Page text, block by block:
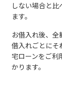
しない場合と
ます。
お借入れ後、
借入れごとにそ
宅ローンをご利
かります。